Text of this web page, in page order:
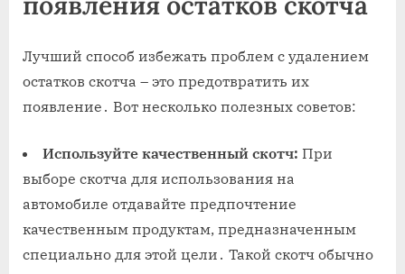
Лучший способ избежать проблем с удалением
остатков скотча – это предотвратить их
появление․ Вот несколько полезных советов:
Используйте качественный скотч: При
выборе скотча для использования на
автомобиле отдавайте предпочтение
качественным продуктам‚ предназначенным
специально для этой цели․ Такой скотч обычно